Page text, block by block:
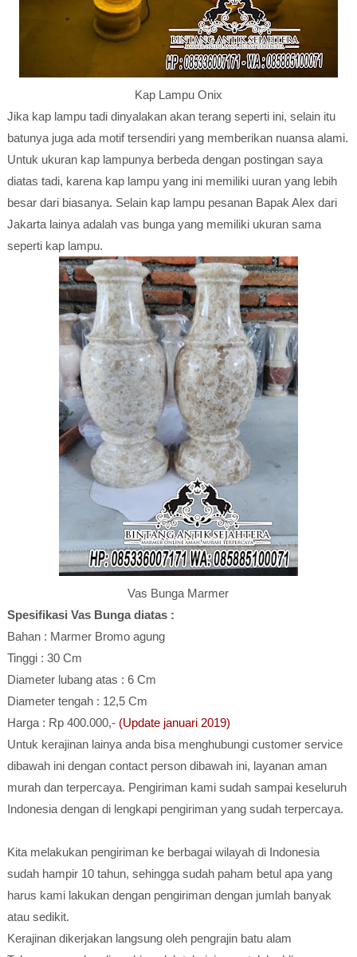
Kap Lampu Onix
Jika kap lampu tadi dinyalakan akan terang seperti ini, selain itu
batunya juga ada motif tersendiri yang memberikan nuansa alami.
Untuk ukuran kap lampunya berbeda dengan postingan saya
diatas tadi, karena kap lampu yang ini memiliki uuran yang lebih
besar dari biasanya. Selain kap lampu pesanan Bapak Alex dari
Jakarta lainya adalah vas bunga yang memiliki ukuran sama
seperti kap lampu.
Vas Bunga Marmer
Spesifikasi Vas Bunga diatas :
Bahan : Marmer Bromo agung
Tinggi : 30 Cm
Diameter lubang atas : 6 Cm
Diameter tengah : 12,5 Cm
Harga : Rp 400.000,- (Update januari 2019)
Untuk kerajinan lainya anda bisa menghubungi customer service
dibawah ini dengan contact person dibawah ini, layanan aman
murah dan terpercaya. Pengiriman kami sudah sampai keseluruh
Indonesia dengan di lengkapi pengiriman yang sudah terpercaya.
Kita melakukan pengiriman ke berbagai wilayah di Indonesia
sudah hampir 10 tahun, sehingga sudah paham betul apa yang
harus kami lakukan dengan pengiriman dengan jumlah banyak
atau sedikit.
Kerajinan dikerjakan langsung oleh pengrajin batu alam